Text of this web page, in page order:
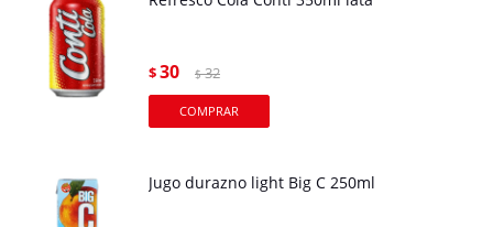
$30 $ 32
Jugo durazno light Big C 250ml